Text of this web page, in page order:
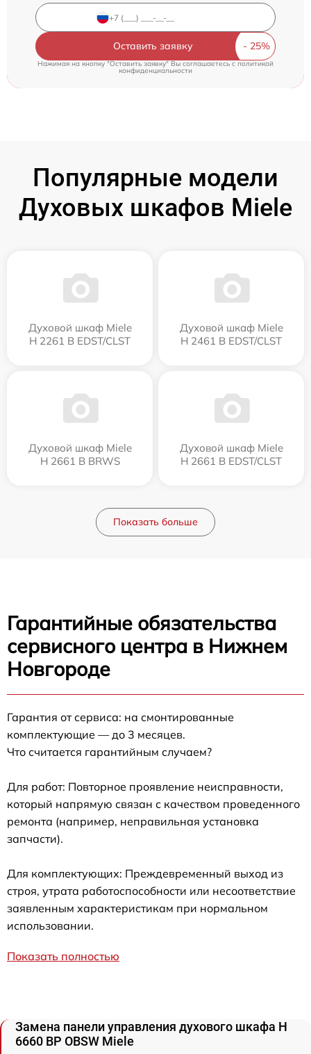
Оставить заявку
Нажимая на кнопку "Оставить заявку" Вы соглашаетесь cполитикой
конфиденциальности
Популярные модели
Духовых шкафов Miele
Духовой шкаф Miele
H 2261 B EDST/CLST
Духовой шкаф Miele
H 2461 B EDST/CLST
Духовой шкаф Miele
H 2661 B BRWS
Духовой шкаф Miele
H 2661 B EDST/CLST
Показать больше
Гарантийные обязательства
сервисного центра в Нижнем
Новгороде
Гарантия от сервиса: на смонтированные
комплектующие — до 3 месяцев.
Что считается гарантийным случаем?
Для работ: Повторное проявление неисправности,
который напрямую связан с качеством проведенного
ремонта (например, неправильная установка
запчасти).
Для комплектующих: Преждевременный выход из
строя, утрата работоспособности или несоответствие
заявленным характеристикам при нормальном
использовании.
Показать полностью
Замена панели управления духового шкафа H
6660 BP OBSW Miele